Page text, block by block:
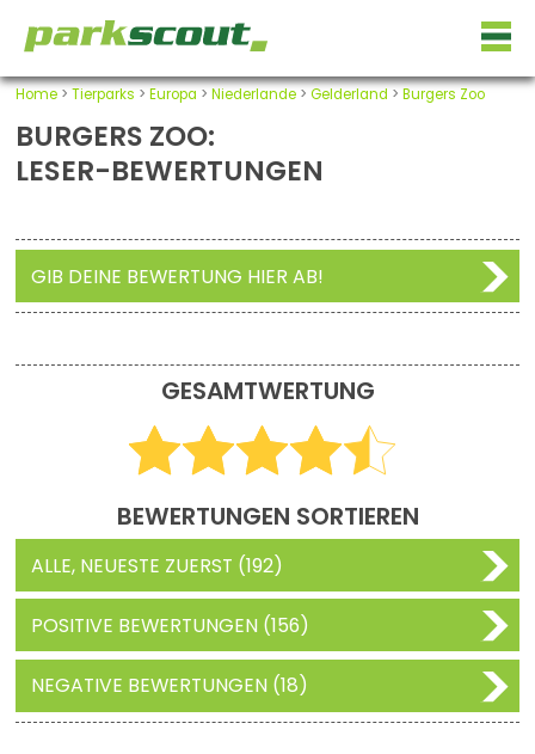
Home> Tierparks > Europa > Niederlande> Gelderland > Burgers Zoo
BURGERS ZOO:
LESER-BEWERTUNGEN
GIB DEINE BEWERTUNG HIER AB!
GESAMTWERTUNG
BEWERTUNGEN SORTIEREN
ALLE, NEUESTE ZUERST (192)
POSITIVE BEWERTUNGEN (156)
NEGATIVE BEWERTUNGEN (18)